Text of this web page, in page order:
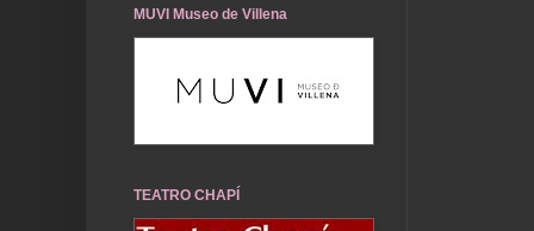
MUVI Museo de Villena
TEATRO CHAPÍ